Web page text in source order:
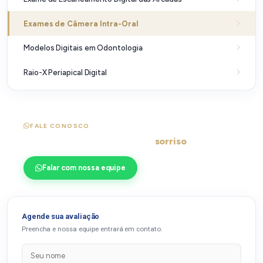
Exames de Câmera Intra-Oral
Modelos Digitais em Odontologia
Raio-X Periapical Digital
FALE CONOSCO
sorriso?
Falar com nossa equipe
Agende sua avaliação
Preencha e nossa equipe entrará em contato.